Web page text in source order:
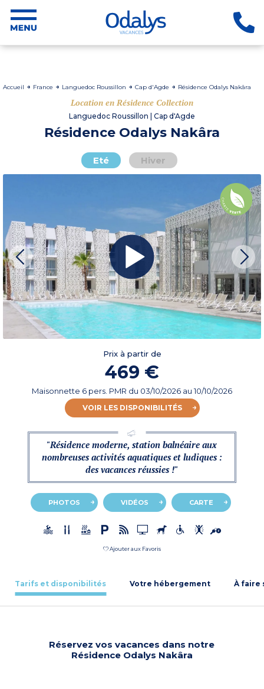
Accueil France Languedoc Roussillon Cap d'Agde Résidence Odalys Nakâra
Location en Résidence Collection
Languedoc Roussillon | Cap d'Agde
Résidence Odalys Nakâra
Eté Hiver
Prix à partir de
469 €
Maisonnette 6 pers. PMR du 03/10/2026 au 10/10/2026
VOIR LES DISPONIBILITÉS
"Résidence moderne, station balnéaire aux
nombreuses activités aquatiques et ludiques :
des vacances réussies !"
PHOTOS VIDÉOS CARTE
Ajouter aux Favoris
Tarifs et disponibilités Votre hébergement À faire
Réservez vos vacances dans notre
Résidence Odalys Nakâra